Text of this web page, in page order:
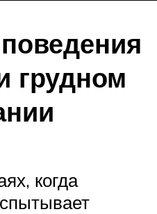
грудном
когда